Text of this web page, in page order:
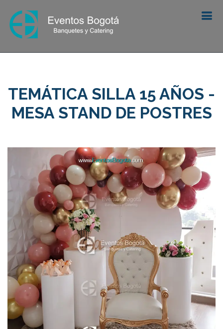
TEMÁTICA SILLA 15 AÑOS -
MESA STAND DE POSTRES